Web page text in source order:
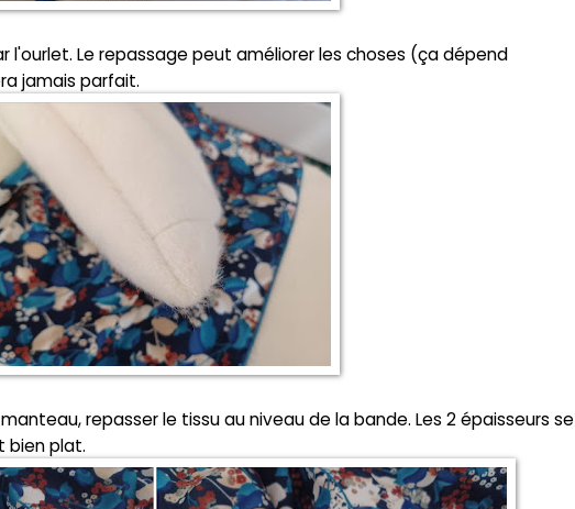
l'ourlet. Le repassage peut améliorer les choses (ça dépend
jamais parfait.
repasser le tissu au niveau de la bande. Les 2 épaisseurs se
bien plat.